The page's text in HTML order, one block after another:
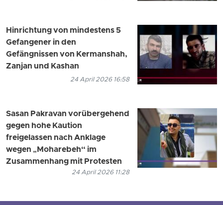
Hinrichtung von mindestens 5
Gefangener in den
Gefängnissen von Kermanshah,
Zanjan und Kashan
24 April 2026 16:58
Sasan Pakravan vorübergehend
gegen hohe Kaution
freigelassen nach Anklage
wegen „Moharebeh“ im
Zusammenhang mit Protesten
24 April 2026 11:28